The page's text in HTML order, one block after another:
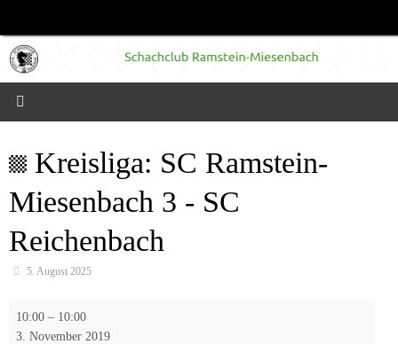
springen
Kreisliga: SC Ramstein-
Miesenbach 3 - SC
Reichenbach
5. August 2025
10:00 – 10:00
3. November 2019